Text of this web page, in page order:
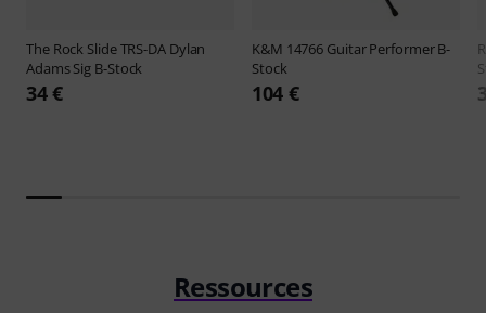
The Rock SlideTRS-DA Dylan
Adams Sig B-Stock
34 €
K&M 14766 Guitar Performer B-
Stock
104 €
Ressources